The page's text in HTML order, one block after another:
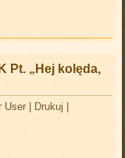
Pt. „Hej kolęda,
User| Drukuj